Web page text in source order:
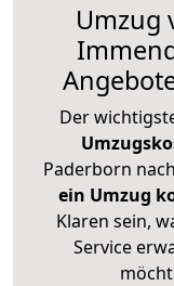
Umzug
Der
Paderborn
ein Umzug
Klaren sein,
Service